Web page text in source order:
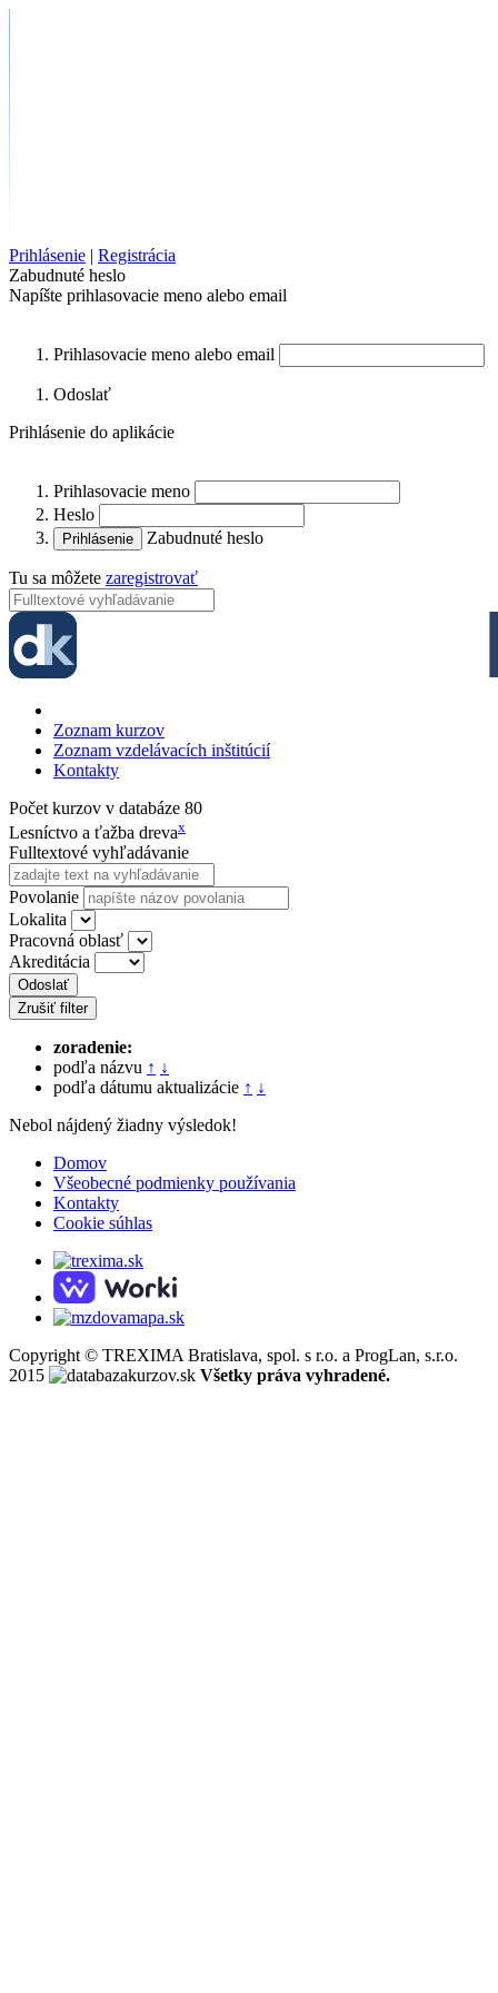
Prihlásenie | Registrácia
Zabudnuté heslo
Napíšte prihlasovacie meno alebo email
Prihlasovacie meno alebo email
Odoslať
Prihlásenie do aplikácie
Prihlasovacie meno
Heslo
Zabudnuté heslo
Tu sa môžete zaregistrovať
Zoznam kurzov
Zoznam vzdelávacích inštitúcií
Kontakty
Počet kurzov v databáze 80
Lesníctvo a ťažba drevax
Fulltextové vyhľadávanie
Povolanie
Lokalita
Pracovná oblasť
Akreditácia
Odoslať
Zrušiť filter
zoradenie:
podľa názvu ↑ ↓
podľa dátumu aktualizácie ↑ ↓
Nebol nájdený žiadny výsledok!
Domov
Všeobecné podmienky používania
Kontakty
Cookie súhlas
Copyright © TREXIMA Bratislava, spol. s r.o. a ProgLan, s.r.o.
2015
Všetky práva vyhradené.